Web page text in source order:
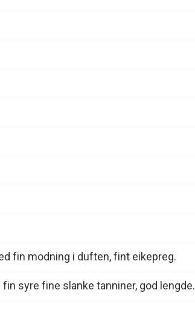
fin modning i duften, fint eikepreg.
syre fine slanke tanniner, god lengde.